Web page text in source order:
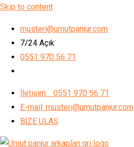
Skip to content
musteri@umutpanjur.com
7/24 Açık
0551 970 56 71
İletişim: 0551 970 56 71
E-mail: musteri@umutpanjur.com
BİZE ULAŞ